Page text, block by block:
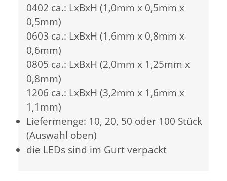
0402 ca.: LxBxH (1,0mm x 0,5mm x
0,5mm)
0603 ca.: LxBxH (1,6mm x 0,8mm x
0,6mm)
0805 ca.: LxBxH (2,0mm x 1,25mm x
0,8mm)
1206 ca.: LxBxH (3,2mm x 1,6mm x
1,1mm)
Liefermenge: 10, 20, 50 oder 100 Stück
(Auswahl oben)
die LEDs sind im Gurt verpackt